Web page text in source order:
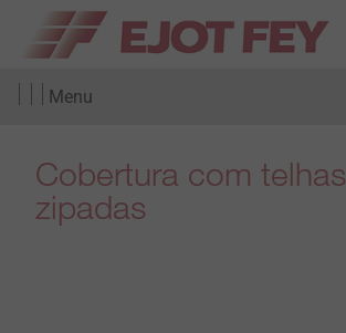
Menu
Cobertura com telhas
zipadas